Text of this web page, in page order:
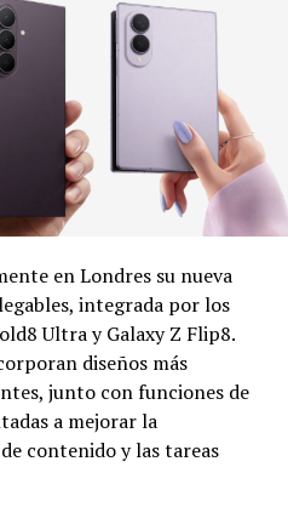
en Londres su nueva
integrada por los
Ultra y Galaxy Z Flip8.
diseños más
junto con funciones de
a mejorar la
contenido y las tareas